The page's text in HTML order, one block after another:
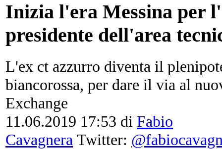
Inizia l'era Messina per
presidente dell'area
L'ex ct azzurro diventa il
biancorossa, per dare il via al
Exchange
11.06.2019 17:53 di Fabio
Cavagnera Twitter: